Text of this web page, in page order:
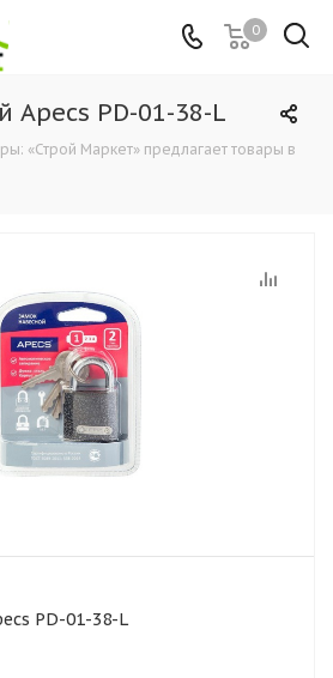
0
Apecs PD-01-38-L
«Строй Маркет» предлагает товары в
PD-01-38-L